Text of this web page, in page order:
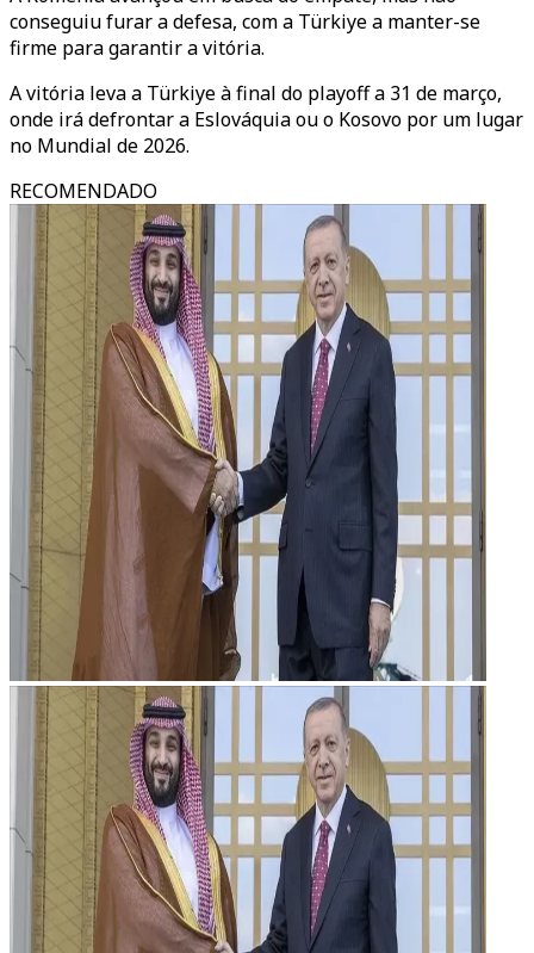
conseguiu furar a defesa, com a Türkiye a manter-se
firme para garantir a vitória.
A vitória leva a Türkiye à final do playoff a 31 de março,
onde irá defrontar a Eslováquia ou o Kosovo por um lugar
no Mundial de 2026.
RECOMENDADO